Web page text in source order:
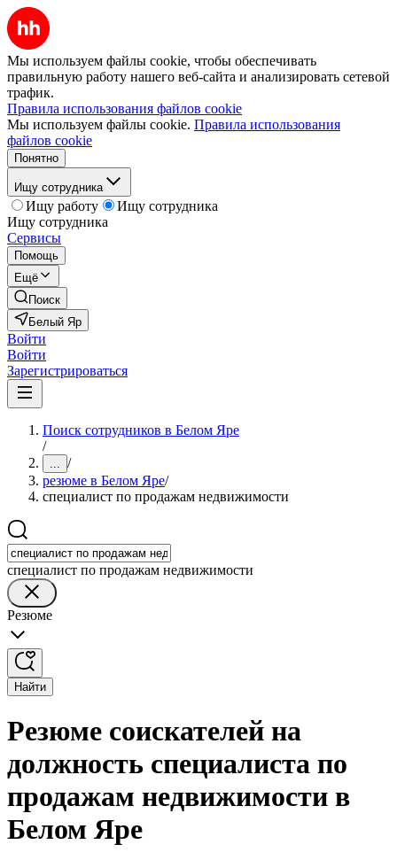
Мы используем файлы cookie, чтобы обеспечивать
правильную работу нашего веб-сайта и анализировать сетевой
трафик.
Правила использования файлов cookie
Мы используем файлы cookie. Правила использования
файлов cookie
Понятно
Ищу сотрудника
Ищу работу
Ищу сотрудника
Ищу сотрудника
Сервисы
Помощь
Ещё
Поиск
Белый Яр
Войти
Войти
Зарегистрироваться
Поиск сотрудников в Белом Яре
/
... /
резюме в Белом Яре/
специалист по продажам недвижимости
специалист по продажам недвижимости
Резюме
Найти
Резюме соискателей на
должность специалиста по
продажам недвижимости в
Белом Яре